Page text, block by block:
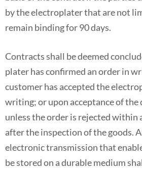
by the electroplater that are not
remain binding for 90 days.
Contracts shall be deemed
plater has confirmed an order in
customer has accepted the
writing; or upon acceptance of the
unless the order is rejected within
after the inspection of the goods.
electronic transmission that
be stored on a durable medium